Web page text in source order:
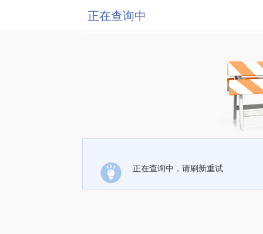
正在查询中
正在查询中，请刷新重试